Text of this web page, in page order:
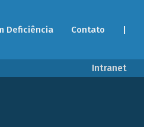
Deficiência Contato |
Intranet